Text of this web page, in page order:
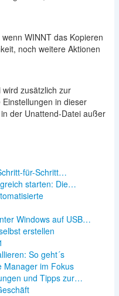
WINNT das Kopieren
noch weitere Aktionen
zusätzlich zur
in dieser
der Unattend-Datei außer
für-Schritt…
starten: Die…
Windows auf USB…
erstellen
So geht´s
Manager im Fokus
und Tipps zur…